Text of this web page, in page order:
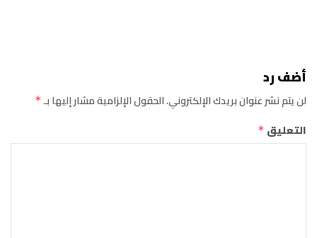
أضف رد
لن يتم نشر عنوان بريدك الإلكتروني.الحقول الإلزامية مشار إليها بـ*
التعليق *